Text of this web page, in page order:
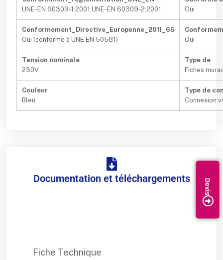
UNE-EN 60309-1:2001;UNE-EN 60309-2:2001
Oui
Conformement_Directive_Europenne_2011_65
Oui (conforme à UNE EN 50581)
Oui
Tension nominale
230V
Type de
Fiches
Couleur
Bleu
Type de
Connexion
Documentation et téléchargements
Fiche Technique